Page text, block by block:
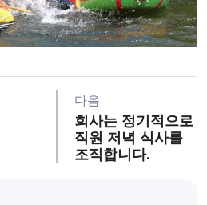
다음
회사는 정기적으로
직원 저녁 식사를
조직합니다.